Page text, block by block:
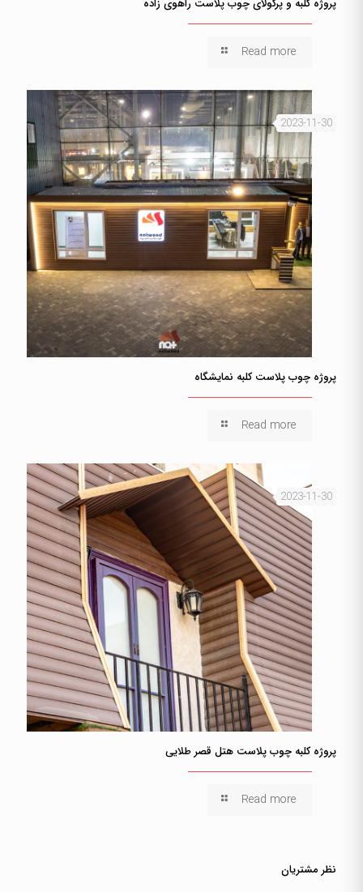
پروژه کلبه و پرگولای چوب پلاست راهوی زاده
Read more
2023-11-30
پروژه چوب پلاست کلبه نمایشگاه
Read more
2023-11-30
پروژه کلبه چوب پلاست هتل قصر طلایی
Read more
نظر مشتریان